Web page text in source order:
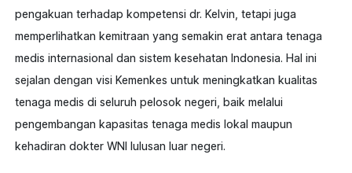
pengakuan terhadap kompetensi dr. Kelvin, tetapi juga
memperlihatkan kemitraan yang semakin erat antara tenaga
medis internasional dan sistem kesehatan Indonesia. Hal ini
sejalan dengan visi Kemenkes untuk meningkatkan kualitas
tenaga medis di seluruh pelosok negeri, baik melalui
pengembangan kapasitas tenaga medis lokal maupun
kehadiran dokter WNI lulusan luar negeri.